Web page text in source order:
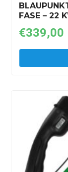
FASE – 22
€339,00